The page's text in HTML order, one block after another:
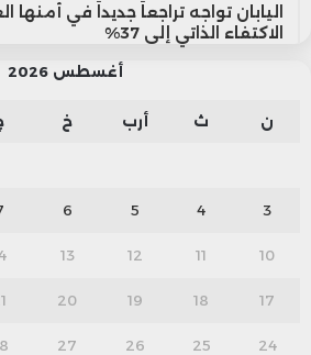
اليابان تواجه تراجعاً جديداً في
الاكتفاء الذاتي إلى 37%
أغسطس 2026
ن ث أرب خ
3
4
5
6
10
11
12
13
17
18
19
20
24
25
26
27